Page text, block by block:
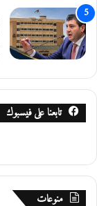
تابعنا على فيسبوك
منوعات